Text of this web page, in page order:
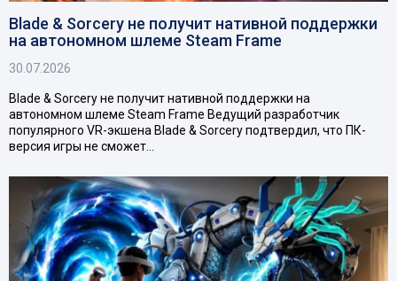
Blade & Sorcery не получит нативной поддержки
на автономном шлеме Steam Frame
30.07.2026
Blade & Sorcery не получит нативной поддержки на
автономном шлеме Steam Frame Ведущий разработчик
популярного VR-экшена Blade & Sorcery подтвердил, что ПК-
версия игры не сможет…